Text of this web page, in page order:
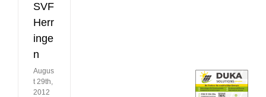
SVF
Herr
inge
n
Augus
t 29th,
2012